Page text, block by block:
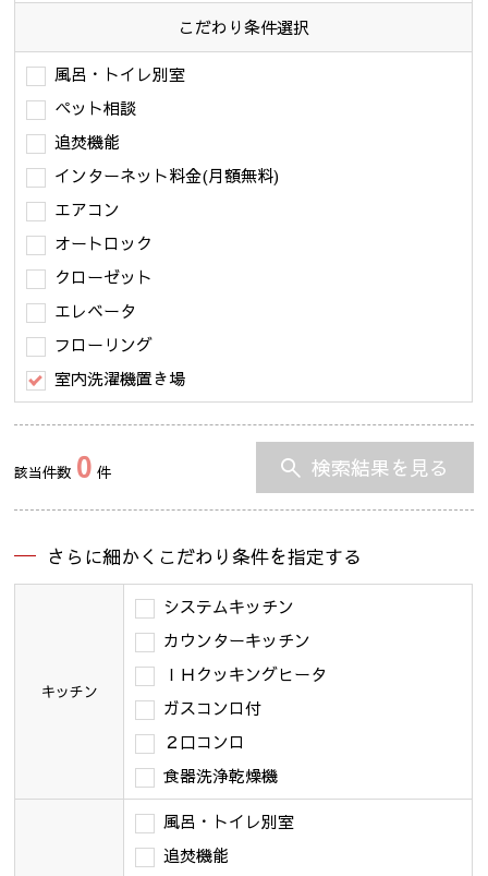
こだわり条件選択
風呂・トイレ別室
ペット相談
追焚機能
インターネット料金(月額無料)
エアコン
オートロック
クローゼット
エレベータ
フローリング
室内洗濯機置き場
該当件数 0 件 検索結果を見る
さらに細かくこだわり条件を指定する
キッチン
システムキッチン
カウンターキッチン
ＩＨクッキングヒータ
ガスコンロ付
２口コンロ
食器洗浄乾燥機
風呂・トイレ別室
追焚機能